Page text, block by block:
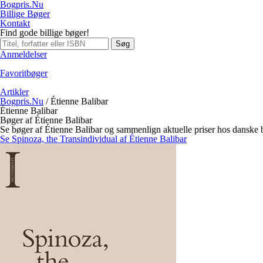
Bogpris.Nu
Billige Bøger
Kontakt
Find gode billige bøger!
Søg
Anmeldelser
Favoritbøger
Artikler
Bogpris.Nu /Étienne Balibar
Étienne Balibar
Bøger af Étienne Balibar
Se bøger af Étienne Balibar og sammenlign aktuelle priser hos danske
Se Spinoza, the Transindividual af Étienne Balibar